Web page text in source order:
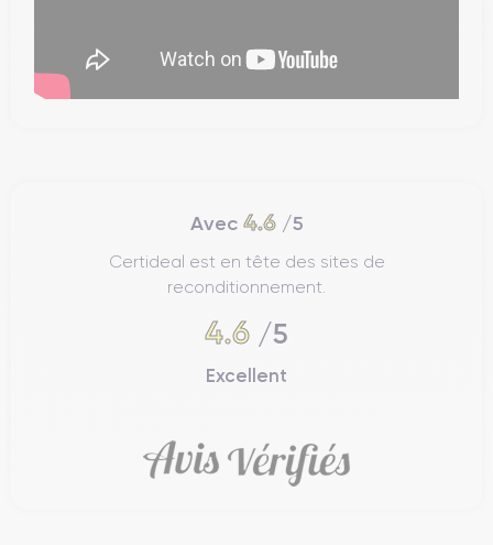
Avec 4.6/5
Certideal est en tête des sites de
reconditionnement.
4.6 /5
Excellent